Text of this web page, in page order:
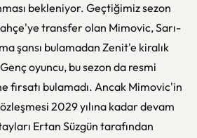
bekleniyor. Geçtiğimiz sezon
transfer olan Mimovic, Sarı-
şansı bulamadan Zenit'e kiralık
oyuncu, bu sezon da resmi
fırsatı bulamadı. Ancak Mimovic'in
2029 yılına kadar devam
Ertan Süzgün tarafından